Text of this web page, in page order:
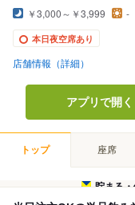
￥3,000～￥3,999 -
本日夜空席あり
店舗情報（詳細）
アプリで開く
トップ 座席
貯まる